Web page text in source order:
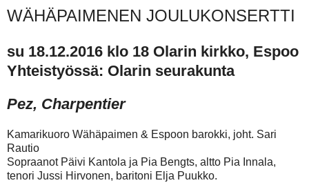
WÄHÄPAIMENEN JOULUKONSERTTI
su 18.12.2016 klo 18 Olarin kirkko, Espoo
Yhteistyössä: Olarin seurakunta
Pez, Charpentier
Kamarikuoro Wähäpaimen & Espoon barokki, joht. Sari
Rautio
Sopraanot Päivi Kantola ja Pia Bengts, altto Pia Innala,
tenori Jussi Hirvonen, baritoni Elja Puukko.